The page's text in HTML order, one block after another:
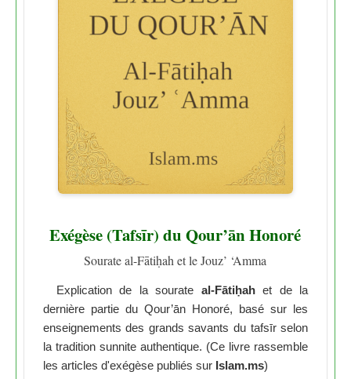
Exégèse (Tafsīr) du Qour’ān Honoré
Sourate al-Fātiḥah et le Jouz’ ‘Amma
Explication de la sourate al-Fātiḥahet de la
dernière partie du Qour’ān Honoré, basé sur les
enseignements des grands savants du tafsīr selon
la tradition sunnite authentique. (Ce livre rassemble
les articles d'exégèse publiés sur Islam.ms)